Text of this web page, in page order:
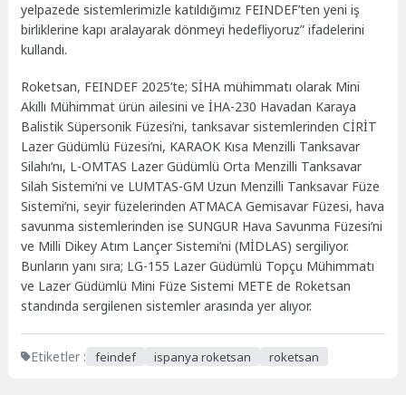
yelpazede sistemlerimizle katıldığımız FEINDEF’ten yeni iş
birliklerine kapı aralayarak dönmeyi hedefliyoruz” ifadelerini
kullandı.
Roketsan, FEINDEF 2025’te; SİHA mühimmatı olarak Mini
Akıllı Mühimmat ürün ailesini ve İHA-230 Havadan Karaya
Balistik Süpersonik Füzesi’ni, tanksavar sistemlerinden CİRİT
Lazer Güdümlü Füzesi’ni, KARAOK Kısa Menzilli Tanksavar
Silahı’nı, L-OMTAS Lazer Güdümlü Orta Menzilli Tanksavar
Silah Sistemi’ni ve LUMTAS-GM Uzun Menzilli Tanksavar Füze
Sistemi’ni, seyir füzelerinden ATMACA Gemisavar Füzesi, hava
savunma sistemlerinden ise SUNGUR Hava Savunma Füzesi’ni
ve Milli Dikey Atım Lançer Sistemi’ni (MİDLAS) sergiliyor.
Bunların yanı sıra; LG-155 Lazer Güdümlü Topçu Mühimmatı
ve Lazer Güdümlü Mini Füze Sistemi METE de Roketsan
standında sergilenen sistemler arasında yer alıyor.
Etiketler : feindef ispanya roketsan roketsan